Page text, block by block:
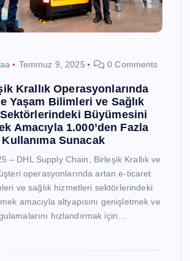
Temmuz 9, 2025 0 Comments
Krallık Operasyonlarında
Yaşam Bilimleri ve Sağlık
Büyümesini
Amacıyla 1.000’den Fazla
Sunacak
– DHL Supply Chain, Birleşik Krallık ve
operasyonlarında artan e-ticaret
ve sağlık hizmetleri sektörlerindeki
amacıyla altyapısını genişletmek ve
hızlandırmak için…